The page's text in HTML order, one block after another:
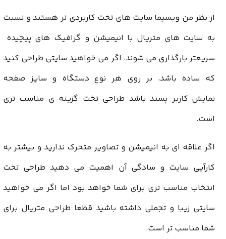
از نظر من وبسیما سایت های تخت کاربردی تر هستند و نسبت
به سایت های متریال با انیمیشن و گرافیک های پیچیده
سریعتر بارگذاری می شوند، اگر می خواهید سایتی طراحی کنید
که ساده باشد، بر روی هر نوع دستگاه و سایز صفحه
نمایش کاربر پسند باشد طراحی تخت گزینه ی مناسب تری
است.
اگر علاقه ای به انیمیشن و تصاویر متحرک ندارید و بیشتر به
کارآیی سایت و سادگی آن اهمیت می دهید طراحی تخت
انتخاب مناسب تری برای شما خواهد بود اما اگر می خواهید
سایتی زیبا و تجملی داشته باشید قطعا طراحی متریال برای
شما مناسب تر است.